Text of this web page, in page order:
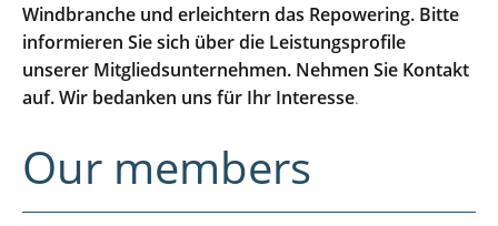
Windbranche und erleichtern das Repowering. Bitte
informieren Sie sich über die Leistungsprofile
unserer Mitgliedsunternehmen. Nehmen Sie Kontakt
auf. Wir bedanken uns für Ihr Interesse.
Our members